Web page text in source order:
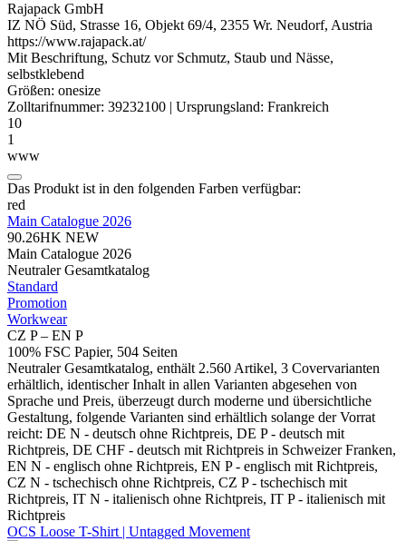
Rajapack GmbH
IZ NÖ Süd, Strasse 16, Objekt 69/4, 2355 Wr. Neudorf, Austria
https://www.rajapack.at/
Mit Beschriftung, Schutz vor Schmutz, Staub und Nässe,
selbstklebend
Größen: onesize
Zolltarifnummer: 39232100 | Ursprungsland: Frankreich
10
1
www
Das Produkt ist in den folgenden Farben verfügbar:
red
Main Catalogue 2026
90.26HK NEW
Main Catalogue 2026
Neutraler Gesamtkatalog
Standard
Promotion
Workwear
CZ P – EN P
100% FSC Papier, 504 Seiten
Neutraler Gesamtkatalog, enthält 2.560 Artikel, 3 Covervarianten
erhältlich, identischer Inhalt in allen Varianten abgesehen von
Sprache und Preis, überzeugt durch moderne und übersichtliche
Gestaltung, folgende Varianten sind erhältlich solange der Vorrat
reicht: DE N - deutsch ohne Richtpreis, DE P - deutsch mit
Richtpreis, DE CHF - deutsch mit Richtpreis in Schweizer Franken,
EN N - englisch ohne Richtpreis, EN P - englisch mit Richtpreis,
CZ N - tschechisch ohne Richtpreis, CZ P - tschechisch mit
Richtpreis, IT N - italienisch ohne Richtpreis, IT P - italienisch mit
Richtpreis
OCS Loose T-Shirt | Untagged Movement